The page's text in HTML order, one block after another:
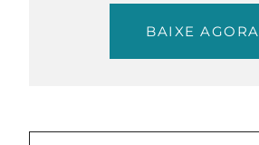
BAIXE AGORA